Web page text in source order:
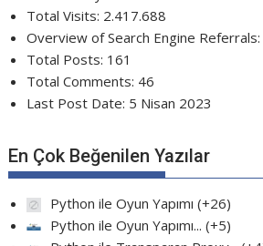
Total Visits: 2.417.688
Overview of Search Engine Referrals:
Total Posts: 161
Total Comments: 46
Last Post Date: 5 Nisan 2023
En Çok Beğenilen Yazılar
Python ile Oyun Yapımı +26
Python ile Oyun Yapımı... +5